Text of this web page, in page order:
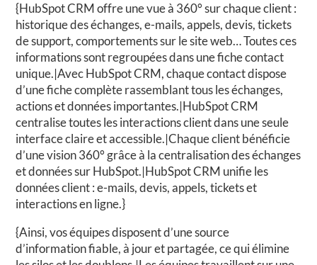
{HubSpot CRM offre une vue à 360° sur chaque client :
historique des échanges, e-mails, appels, devis, tickets
de support, comportements sur le site web… Toutes ces
informations sont regroupées dans une fiche contact
unique.|Avec HubSpot CRM, chaque contact dispose
d’une fiche complète rassemblant tous les échanges,
actions et données importantes.|HubSpot CRM
centralise toutes les interactions client dans une seule
interface claire et accessible.|Chaque client bénéficie
d’une vision 360° grâce à la centralisation des échanges
et données sur HubSpot.|HubSpot CRM unifie les
données client : e-mails, devis, appels, tickets et
interactions en ligne.}
{Ainsi, vos équipes disposent d’une source
d’information fiable, à jour et partagée, ce qui élimine